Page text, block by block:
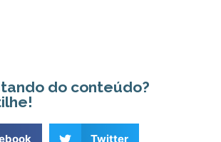
do conteúdo?
Twitter